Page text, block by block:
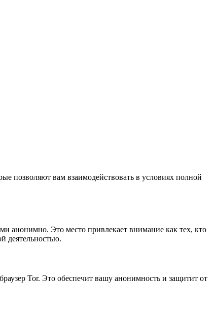
позволяют вам взаимодействовать в условиях полной
анонимно. Это место привлекает внимание как тех, кто
деятельностью.
Tor. Это обеспечит вашу анонимность и защитит от